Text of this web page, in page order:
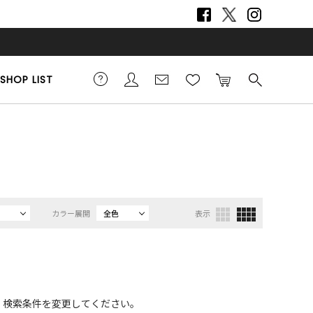
SHOP LIST
カラー展開 全色 表示
索条件を変更してください。